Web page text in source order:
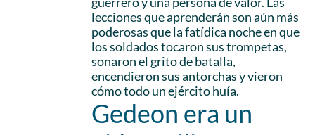
lecciones que aprenderán son aún más
poderosas que la fatídica noche en que
los soldados tocaron sus trompetas,
sonaron el grito de batalla,
encendieron sus antorchas y vieron
cómo todo un ejército huía.
Gedeon era un